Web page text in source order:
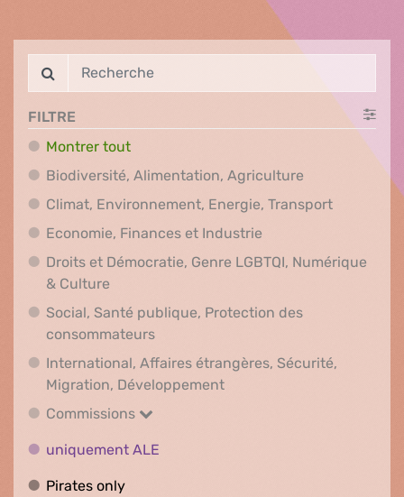
FILTRE
Montrer tout
Biodiversité, Alimentation, Agriculture Biodiversité,
Climat, Environnement, Energie, TransportClimat,
Economie, Finances et Industrie
Droits et Démocratie, Genre LGBTQI, Numérique
& Culture
Social, Santé publique, Protection des
consommateursSocial, Santé publique, Protection
International, Affaires étrangères, Sécurité,
Migration, DéveloppementInternational, Affaires
Commissions
Commissions
uniquement ALE
Pirates onlyPirates only